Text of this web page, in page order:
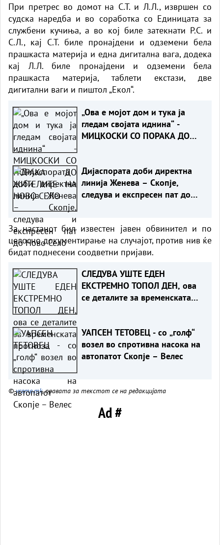
При претрес во домот на С.Т. и Л.Л., извршен со
судска наредба и во соработка со Единицата за
службени кучиња, а во кој биле затекнати Р.С. и
С.Л., кај С.Т. биле пронајдени и одземени бела
прашкаста материја и една дигитална вага, додека
кај Л.Л. биле пронајдени и одземени бела
прашкаста материја, таблети екстази, две
дигитални ваги и пиштол „Екол“.
„Ова е мојот дом и тука ја
гледам својата иднина“ -
МИЦКОСКИ СО ПОРАКА ДО
Дијаспората доби директна
линија Женева – Скопје,
следува и експресен пат до
За настанот бил известен јавен обвинител и по
целосно документирање на случајот, против нив ќе
бидат поднесени соодветни пријави.
СЛЕДУВА УШТЕ ЕДЕН
ЕКСТРЕМНО ТОПОЛ ДЕН, ова
се деталите за временската
УАПСЕН ТЕТОВЕЦ - со „голф“
возел во спротивна насока на
автопатот Скопје – Велес
©vreme.mk, правата за текстот се на редакцијата
Ad #